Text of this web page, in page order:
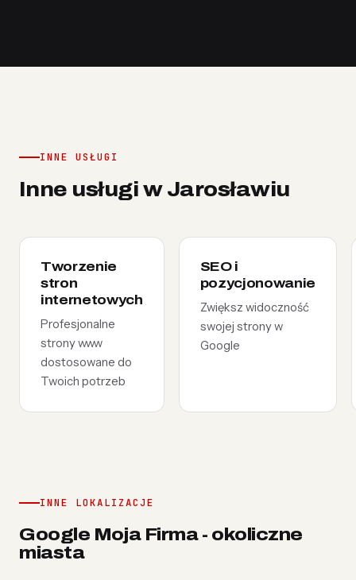
INNE USŁUGI
Inne usługi w Jarosławiu
Tworzenie
stron
internetowych
Profesjonalne
strony www
dostosowane do
Twoich potrzeb
SEO i
pozycjonowanie
Zwiększ widoczność
swojej strony w
Google
INNE LOKALIZACJE
Google Moja Firma - okoliczne
miasta